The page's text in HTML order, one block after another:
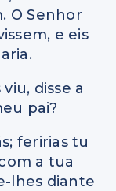
O Senhor
e eis
disse a
pai?
feririas tu
a tua
lhes diante